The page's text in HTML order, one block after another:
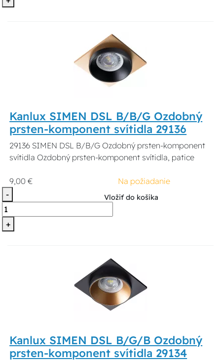
Kanlux SIMEN DSL B/B/G Ozdobný
prsten-komponent svítidla 29136
29136 SIMEN DSL B/B/G Ozdobný prsten-komponent
svítidla Ozdobný prsten-komponent svítidla, patice
9,00 €
Na požiadanie
-
+
Vložiť do košíka
Kanlux SIMEN DSL B/G/B Ozdobný
prsten-komponent svítidla 29134